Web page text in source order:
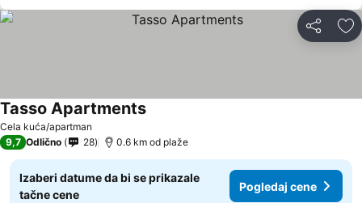
Deli
Cela kuća/apartman
Tasso Apartments
9,7 Odlično 28 0.6 km od plaže
Izaberi datume da bi se prikazale
tačne cene
Pogledaj cene